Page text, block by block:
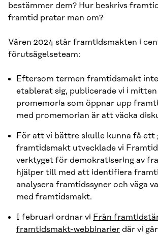
bestämmer dem? Hur beskrivs
framtid pratar man om?
Våren 2024 står framtidsmakten i
förutsägelseteam:
Eftersom termen framtidsmakt
etablerat sig, publicerade vi i mitten
promemoria som öppnar upp
med promemorian är att väcka
För att vi bättre skulle kunna få ett
framtidsmakt utvecklade vi
verktyget för demokratisering av
hjälper till med att identifiera
analysera framtidssyner och väga
med framtidsmakt.
I februari ordnar vi Från
framtidsmakt-webbinarier där vi